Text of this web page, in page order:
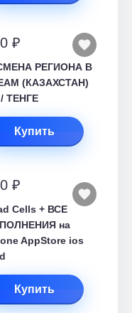
₽
РЕГИОНА В
(КАЗАХСТАН)
/ ТЕНГЕ
Купить
₽
Cells + ВСЕ
на
AppStore ios
Купить